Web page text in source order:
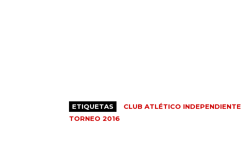
ETIQUETAS CLUB ATLÉTICO INDEPENDIENTE
TORNEO 2016